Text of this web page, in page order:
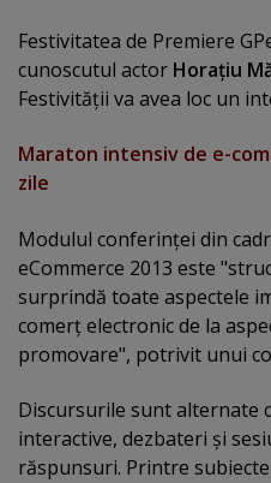
Festivitatea de Premiere
cunoscutul actor Horaţiu
Festivităţii va avea loc un
Maraton intensiv de e-
zile
Modulul conferinţei din
eCommerce 2013 este
surprindă toate aspectele
comerţ electronic de la
promovare", potrivit unui
Discursurile sunt alternate
interactive, dezbateri şi
răspunsuri. Printre